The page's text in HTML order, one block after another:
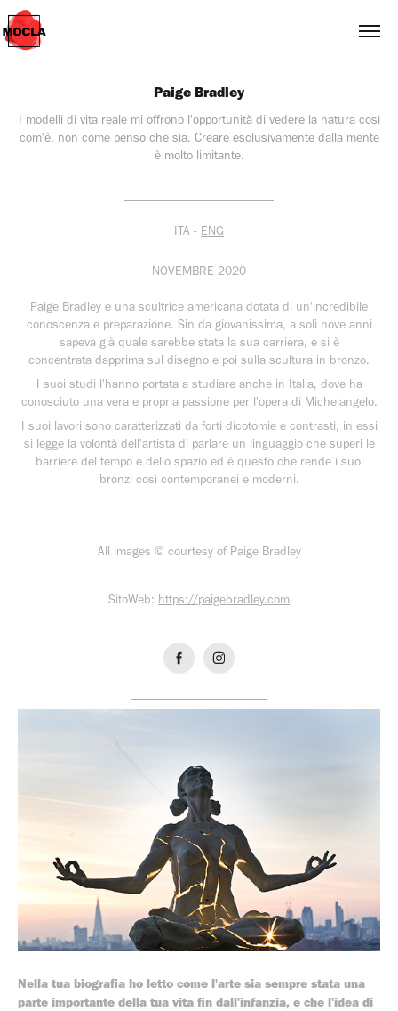
Paige Bradley
I modelli di vita reale mi offrono l'opportunità di vedere la natura così
com'è, non come penso che sia. Creare esclusivamente dalla mente
è molto limitante.
ITA - ENG
NOVEMBRE 2020
Paige Bradley è una scultrice americana dotata di un'incredibile
conoscenza e preparazione. Sin da giovanissima, a soli nove anni
sapeva già quale sarebbe stata la sua carriera, e si è
concentrata dapprima sul disegno e poi sulla scultura in bronzo.
I suoi studi l'hanno portata a studiare anche in Italia, dove ha
conosciuto una vera e propria passione per l'opera di Michelangelo.
I suoi lavori sono caratterizzati da forti dicotomie e contrasti, in essi
si legge la volontà dell'artista di parlare un linguaggio che superi le
barriere del tempo e dello spazio ed è questo che rende i suoi
bronzi così contemporanei e moderni.
All images © courtesy of Paige Bradley
SitoWeb: https://paigebradley.com
Nella tua biografia ho letto come l'arte sia sempre stata una
parte importante della tua vita fin dall'infanzia, e che l'idea di